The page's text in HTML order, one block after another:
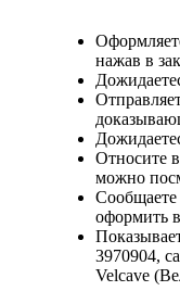
нажав в
Относите
можно
оформить
3970904,
Velcave